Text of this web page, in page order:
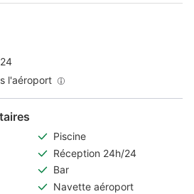
l'aéroport
Piscine
Réception 24h/24
Bar
Navette aéroport